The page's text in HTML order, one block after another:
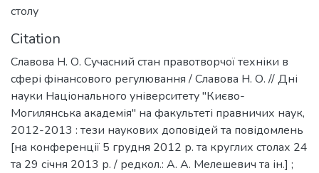
столу
Citation
Славова Н. О. Сучасний стан правотворчої техніки в
сфері фінансового регулювання / Славова Н. О. // Дні
науки Національного університету "Києво-
Могилянська академія" на факультеті правничих наук,
2012-2013 : тези наукових доповідей та повідомлень
[на конференції 5 грудня 2012 р. та круглих столах 24
та 29 січня 2013 р. / редкол.: А. А. Мелешевич та ін.] ;